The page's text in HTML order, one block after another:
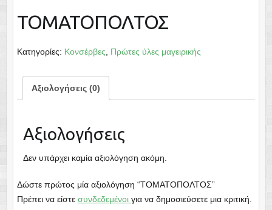
ΤΟΜΑΤΟΠΟΛΤΟΣ
Κατηγορίες: Κονσέρβες Πρώτες ύλες μαγειρικής
Αξιολογήσεις (0)
Αξιολογήσεις
Δεν υπάρχει καμία αξιολόγηση ακόμη.
Δώστε πρώτος μία αξιολόγηση “ΤΟΜΑΤΟΠΟΛΤΟΣ”
Πρέπει να είστε συνδεδεμένοι για να δημοσιεύσετε μια κριτική.